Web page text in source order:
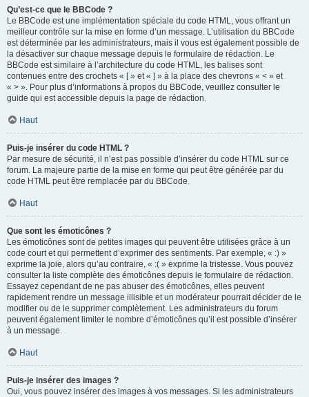
Qu’est-ce que le BBCode ?
Le BBCode est une implémentation spéciale du code HTML, vous offrant un
meilleur contrôle sur la mise en forme d’un message. L’utilisation du BBCode
est déterminée par les administrateurs, mais il vous est également possible de
la désactiver sur chaque message depuis le formulaire de rédaction. Le
BBCode est similaire à l’architecture du code HTML, les balises sont
contenues entre des crochets « [ » et « ] » à la place des chevrons « < » et
« > ». Pour plus d’informations à propos du BBCode, veuillez consulter le
guide qui est accessible depuis la page de rédaction.
Haut
Puis-je insérer du code HTML ?
Par mesure de sécurité, il n’est pas possible d’insérer du code HTML sur ce
forum. La majeure partie de la mise en forme qui peut être générée par du
code HTML peut être remplacée par du BBCode.
Haut
Que sont les émoticônes ?
Les émoticônes sont de petites images qui peuvent être utilisées grâce à un
code court et qui permettent d’exprimer des sentiments. Par exemple, « :) »
exprime la joie, alors qu’au contraire, « :( » exprime la tristesse. Vous pouvez
consulter la liste complète des émoticônes depuis le formulaire de rédaction.
Essayez cependant de ne pas abuser des émoticônes, elles peuvent
rapidement rendre un message illisible et un modérateur pourrait décider de le
modifier ou de le supprimer complètement. Les administrateurs du forum
peuvent également limiter le nombre d’émoticônes qu’il est possible d’insérer
à un message.
Haut
Puis-je insérer des images ?
Oui, vous pouvez insérer des images à vos messages. Si les administrateurs